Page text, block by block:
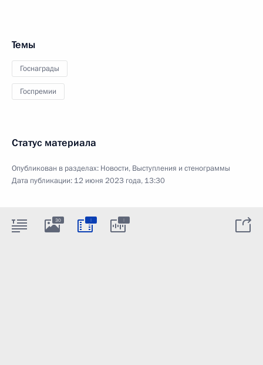
Темы
Госнаграды
Госпремии
Статус материала
Опубликован в разделах: Новости, Выступления и стенограммы
Дата публикации: 12 июня 2023 года, 13:30
30 : :